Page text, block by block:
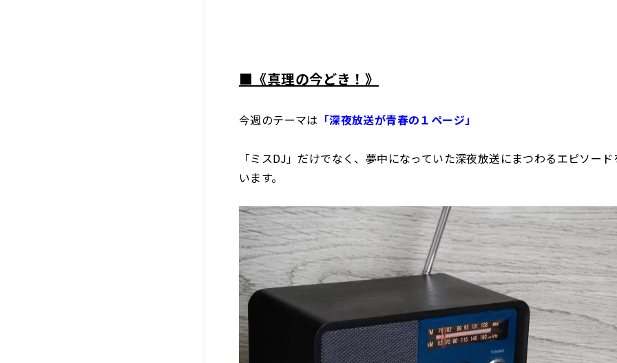
■《真理の今どき！》
今週のテーマは 「深夜放送が青春の１ページ」
「ミスDJ」だけでなく、夢中になっていた深夜放送にまつわるエピソー
います。